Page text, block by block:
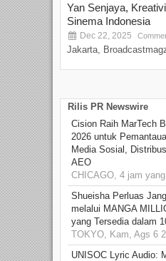
Yan Senjaya,
Sinema Indonesia
Dec 22, 2025
Jakarta,
Rilis PR Newswire
Cision Raih MarTech
2026 untuk
Media Sosial,
AEO
CHICAGO, 4 jam
Shueisha Perluas
melalui MANGA
yang Tersedia dalam
TOKYO, Kam, Ags 6
UNISOC Lyric Audio: